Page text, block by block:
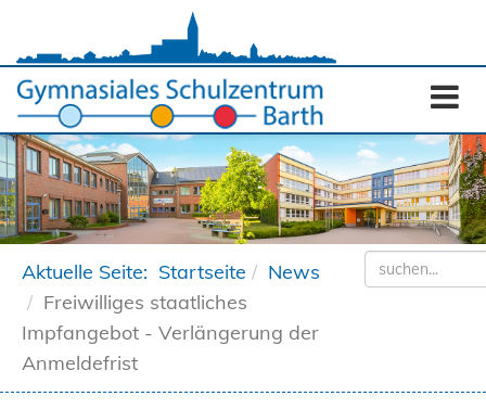
Aktuelle Seite: Startseite
News
Freiwilliges staatliches
Impfangebot - Verlängerung der
Anmeldefrist